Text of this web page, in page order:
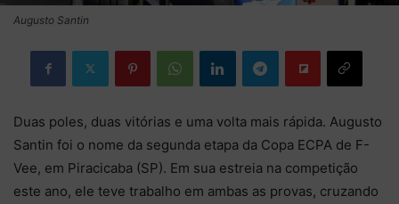
Augusto Santin
Duas poles, duas vitórias e uma volta mais rápida. Augusto
Santin foi o nome da segunda etapa da Copa ECPA de F-
Vee, em Piracicaba (SP). Em sua estreia na competição
este ano, ele teve trabalho em ambas as provas, cruzando